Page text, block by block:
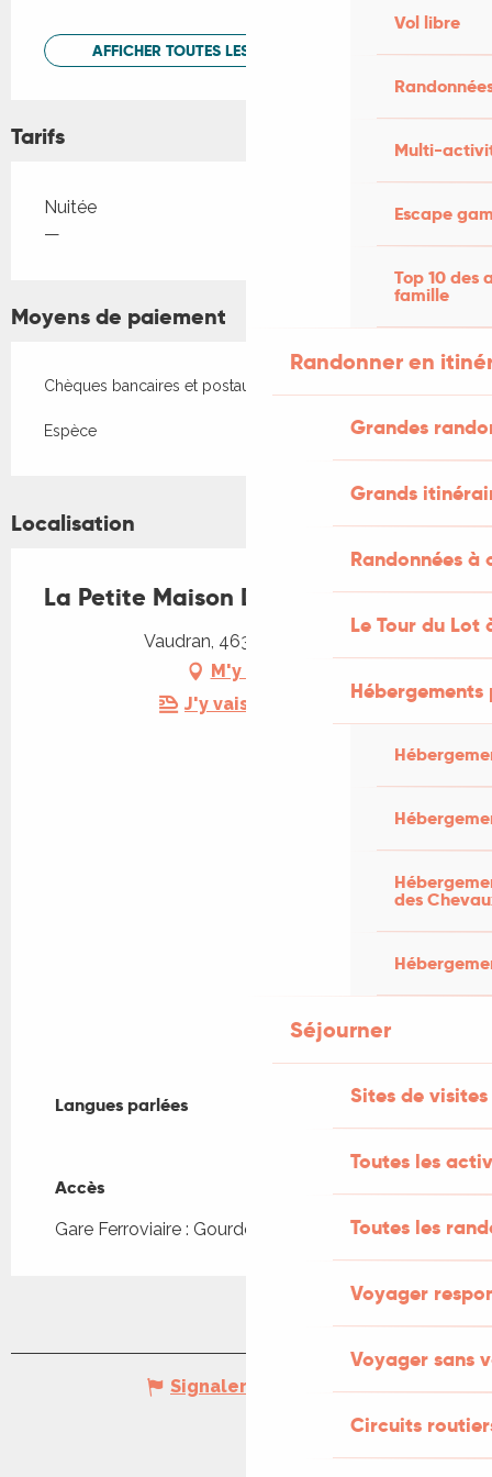
Vol libre
Multi-
Escape
Top 10 des
famille
Randonner en
Grandes
Grands
Randonnées
Le Tour du Lot
des
Séjourner
Sites de visites
Toutes les
Toutes les
Voyager
Voyager sans
Circuits
AFFICHER TOUTES LES PRESTATIONS
Tarifs
Tarifs 2026
Nuitée
—
Moyens de paiement
Chèques bancaires et postaux
Espèce
Localisation
La Petite Maison Dans La Prairie
Vaudran, 46300 Gourdon
M'y rendre
J'y vais en train !
Langues parlées
Langues parlées
Accès
Accès
Gare Ferroviaire : Gourdon à 2km
Signaler une erreur